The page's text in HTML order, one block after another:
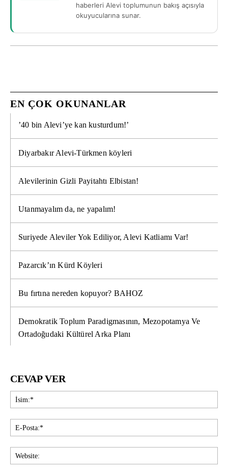
haberleri Alevi toplumunun bakış açısıyla
okuyucularına sunar.
EN ÇOK OKUNANLAR
’40 bin Alevi’ye kan kusturdum!’
Diyarbakır Alevi-Türkmen köyleri
Alevilerinin Gizli Payitahtı Elbistan!
Utanmayalım da, ne yapalım!
Suriyede Aleviler Yok Ediliyor, Alevi Katliamı Var!
Pazarcık’ın Kürd Köyleri
Bu fırtına nereden kopuyor? BAHOZ
Demokratik Toplum Paradigmasının, Mezopotamya Ve
Ortadoğudaki Kültürel Arka Planı
CEVAP VER